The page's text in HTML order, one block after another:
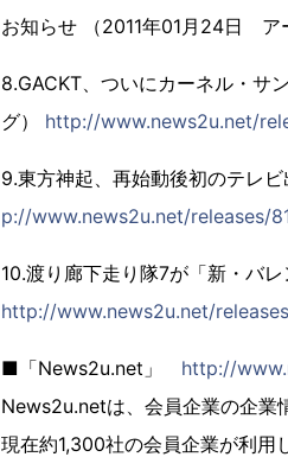
お知らせ （2011年01月24日 ア
8.GACKT、ついにカーネル・サ
グ） http://www.news2u.net/
9.東方神起、再始動後初のテレ
p://www.news2u.net/releases/
10.渡り廊下走り隊7が「新・バ
http://www.news2u.net/
■「News2u.net」 http://
News2u.netは、会員企業の企業
現在約1,300社の会員企業が利